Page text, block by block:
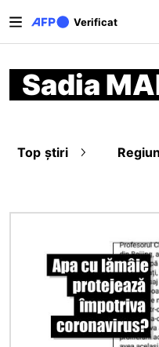
Verificat
Sadia
Top știri